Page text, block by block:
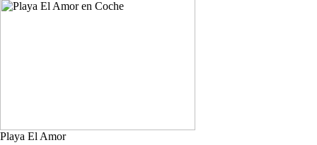
Playa El Amor